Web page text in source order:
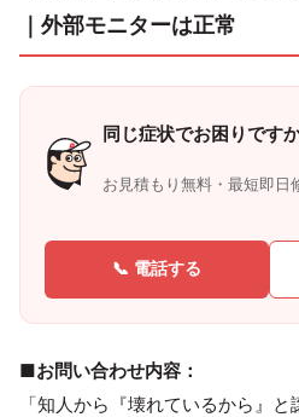
｜外部モニターは正常
同じ症状でお困りです
お見積もり無料・最短即日
📞 電話する
■お問い合わせ内容：
「知人から『壊れているから』と